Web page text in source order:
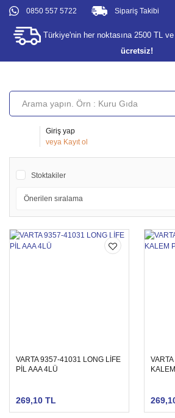
0850 557 5722
Türkiye'nin her noktasına 2500 TL
ücretsiz!
Sipariş Takibi
Giriş yap
veya Kayıt ol
Stoktakiler
VARTA 9357-41031 LONG LİFE
PİL AAA 4LÜ
269,10 TL